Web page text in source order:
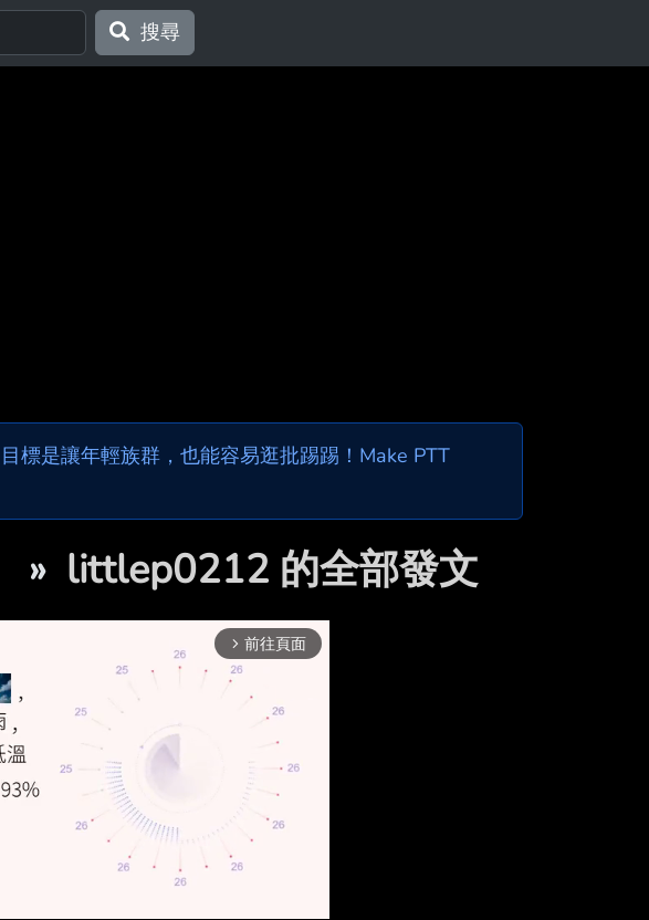
搜尋
標是讓年輕族群，也能容易逛批踢踢！Make PTT
» littlep0212 的全部發文
arrow_forward_ios 前往頁面